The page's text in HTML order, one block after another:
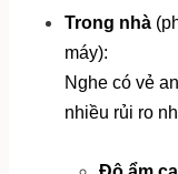
Trong nhà
máy):
Nghe có vẻ
nhiều rủi ro